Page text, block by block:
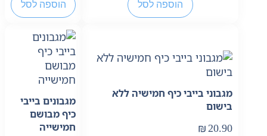
הוספה לסל הוספה לסל
מגבוני בייבי כיף חמישיה ללא
בישום
₪20.90
מגבונים בייבי
כיף מבושם
חמישייה